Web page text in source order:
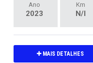
Ano
2023
Km
N/I
MAIS DETALHES